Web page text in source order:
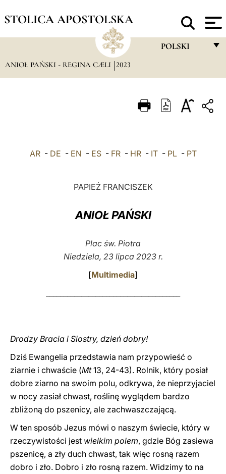
STOLICA APOSTOLSKA
POLSKI
ITALIANO
ANIOŁ PAŃSKI - REGINA CÆLI 2023
AR- DE - EN - ES- FR- HR- IT- PL- PT
PAPIEŻ FRANCISZEK
ANIOŁ PAŃSKI
Plac św. Piotra
Niedziela, 23 lipca 2023 r.
[Multimedia]
Drodzy Bracia i Siostry, dzień dobry!
Dziś Ewangelia przedstawia nam przypowieść o
ziarnie i chwaście (Mt13, 24-43). Rolnik, który posiał
dobre ziarno na swoim polu, odkrywa, że nieprzyjaciel
w nocy zasiał chwast, roślinę wyglądem bardzo
zbliżoną do pszenicy, ale zachwaszczającą.
W ten sposób Jezus mówi o naszym świecie, który w
rzeczywistości jest wielkim polem, gdzie Bóg zasiewa
pszenicę, a zły duch chwast, tak więc rosną razem
dobro i zło. Dobro i zło rosną razem. Widzimy to na